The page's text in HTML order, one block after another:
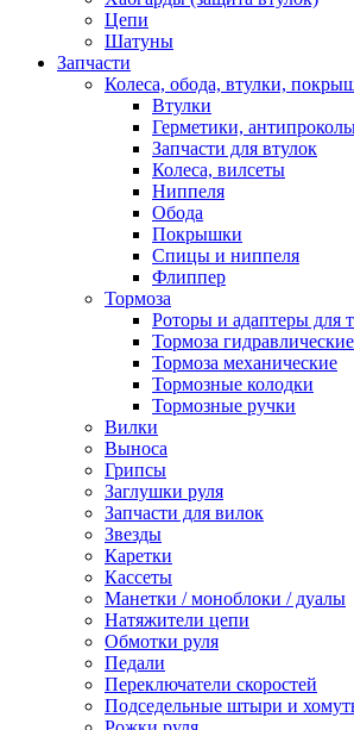
Цепи
Шатуны
Запчасти
Колеса, обода, втулки,
Втулки
Герметики,
Запчасти для втулок
Колеса, вилсеты
Ниппеля
Обода
Покрышки
Спицы и ниппеля
Флиппер
Тормоза
Роторы и адаптеры для
Тормоза гидравлические
Тормоза механические
Тормозные колодки
Тормозные ручки
Вилки
Выноса
Грипсы
Заглушки руля
Запчасти для вилок
Звезды
Каретки
Кассеты
Манетки / моноблоки / дуалы
Натяжители цепи
Обмотки руля
Педали
Переключатели скоростей
Подседельные штыри и